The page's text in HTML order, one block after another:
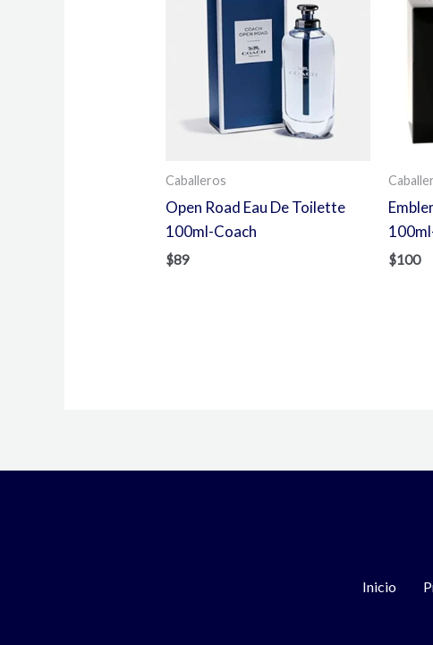
Caballeros
Open Road Eau De Toilette
100ml-Coach
$89 $100
Inicio